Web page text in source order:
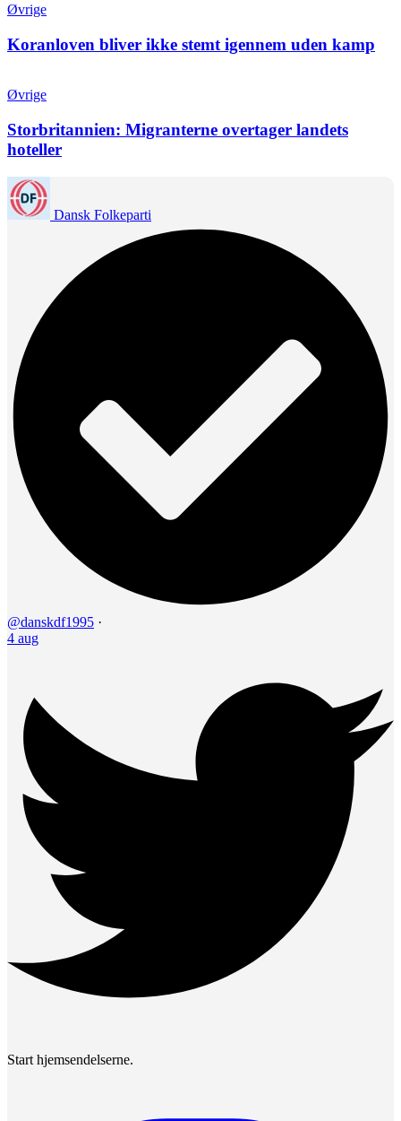
Øvrige
Koranloven bliver ikke stemt igennem uden kamp
Øvrige
Storbritannien: Migranterne overtager landets
hoteller
Dansk Folkeparti
@danskdf1995 ·
4 aug
Start hjemsendelserne.